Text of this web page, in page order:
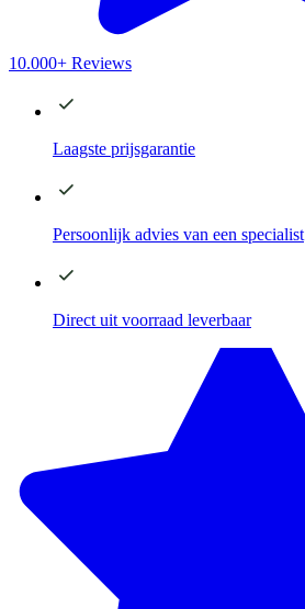
10.000+ Reviews
Laagste prijsgarantie
Persoonlijk advies van een specialist
Direct uit voorraad leverbaar